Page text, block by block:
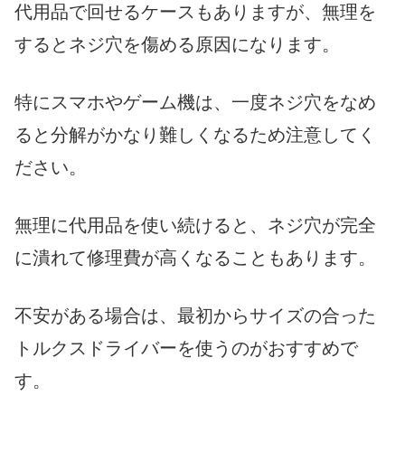
代用品で回せるケースもありますが、無理を
するとネジ穴を傷める原因になります。
特にスマホやゲーム機は、一度ネジ穴をなめ
ると分解がかなり難しくなるため注意してく
ださい。
無理に代用品を使い続けると、ネジ穴が完全
に潰れて修理費が高くなることもあります。
不安がある場合は、最初からサイズの合った
トルクスドライバーを使うのがおすすめで
す。